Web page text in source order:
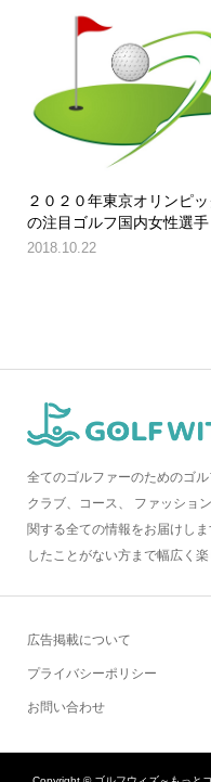
２０２０年東京オリンピッ
の注目ゴルフ国内女性選手
2018.10.22
全てのゴルファーのためのゴ
クラブ、コース、 ファッショ
関する全ての情報をお届けし
したことがない方まで幅広く楽
広告掲載について
プライバシーポリシー
お問い合わせ